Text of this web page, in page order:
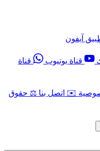
آيفون
قناة يوتيوب
قناة
✉️ اتصل بنا ⚖️ حقوق